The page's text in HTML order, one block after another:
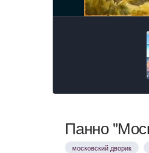
Панно
московский дворик